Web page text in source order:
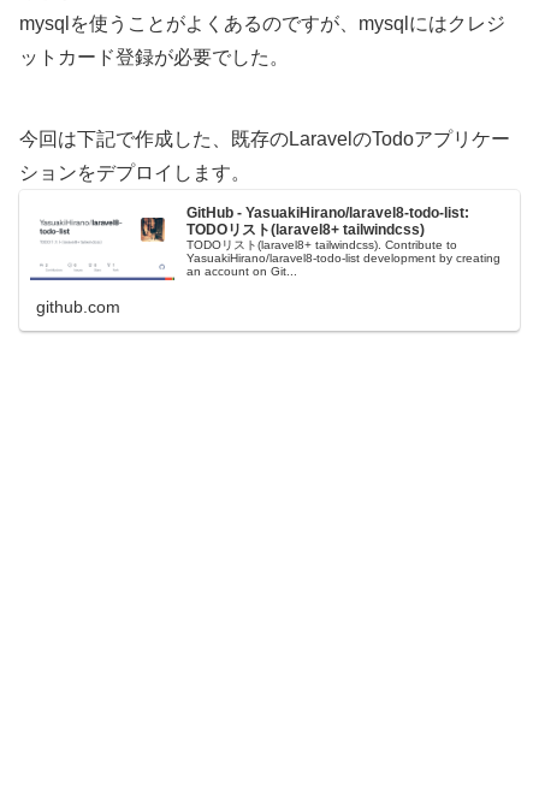
mysqlを使うことがよくあるのですが、mysqlにはクレジ
ットカード登録が必要でした。
今回は下記で作成した、既存のLaravelのTodoアプリケー
ションをデプロイします。
GitHub - YasuakiHirano/laravel8-todo-list:
TODOリスト(laravel8+ tailwindcss)
TODOリスト(laravel8+ tailwindcss). Contribute to
YasuakiHirano/laravel8-todo-list development by creating
an account on Git...
github.com